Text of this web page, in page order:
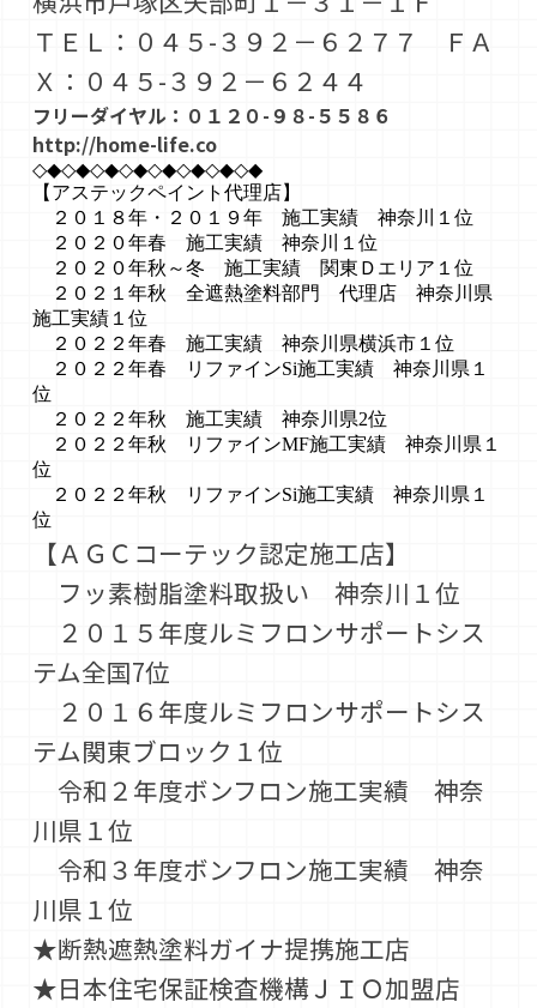
ＴＥＬ：０４５-３９２－６２７７ ＦＡ
Ｘ：０４５-３９２－６２４４
フリーダイヤル：０１２０-９８-５５８６
http://home-life.co
◇◆◇◆◇◆◇◆◇◆◇◆◇◆◇◆
【アステックペイント代理店】
２０１８年・２０１９年 施工実績 神奈川１位
２０２０年春 施工実績 神奈川１位
２０２０年秋～冬 施工実績 関東Ｄエリア１位
２０２１年秋 全遮熱塗料部門 代理店 神奈川県
施工実績１位
２０２２年春 施工実績 神奈川県横浜市１位
２０２２年春 リファインSi施工実績 神奈川県１
位
２０２２年秋 施工実績 神奈川県2位
２０２２年秋 リファインMF施工実績 神奈川県１
位
２０２２年秋 リファインSi施工実績 神奈川県１
位
【ＡＧＣコーテック認定施工店】
フッ素樹脂塗料取扱い 神奈川１位
２０１５年度ルミフロンサポートシス
テム全国7位
２０１６年度ルミフロンサポートシス
テム関東ブロック１位
令和２年度ボンフロン施工実績 神奈
川県１位
令和３年度ボンフロン施工実績 神奈
川県１位
★断熱遮熱塗料ガイナ提携施工店
★日本住宅保証検査機構ＪＩＯ加盟店